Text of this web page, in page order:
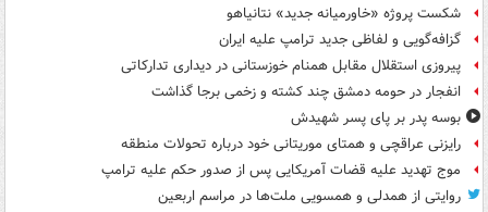
شکست پروژه «خاورمیانه جدید» نتانیاهو
گزافه‌گویی و لفاظی جدید ترامپ علیه ایران
پیروزی استقلال مقابل همنام خوزستانی در دیداری تدارکاتی
انفجار در حومه دمشق چند کشته و زخمی برجا گذاشت
بوسه‌ پدر بر پای پسر شهیدش
رایزنی عراقچی و همتای موریتانی خود درباره تحولات منطقه
موج تهدید علیه قضات آمریکایی پس از صدور حکم علیه ترامپ
روایتی از همدلی و همسویی ملت‌ها در مراسم اربعین